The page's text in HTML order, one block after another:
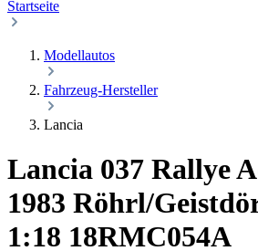
Startseite
Modellautos
Fahrzeug-Hersteller
Lancia
Lancia 037 Rallye
1983 Röhrl/
1:18 18RMC054A